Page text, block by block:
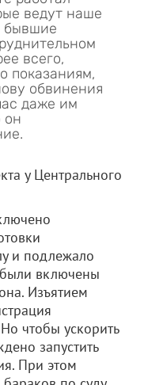
ведут наше
бывшие
всего,
показаниям,
обвинения
даже им
он
у Центрального
и подлежало
включены
Изъятием
чтобы ускорить
запустить
При этом